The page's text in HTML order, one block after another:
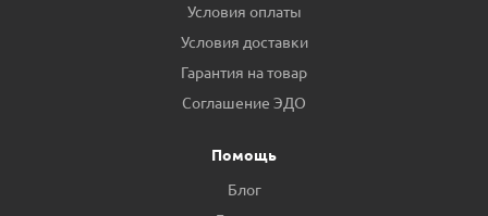
Условия оплаты
Условия доставки
Гарантия на товар
Соглашение ЭДО
Помощь
Блог